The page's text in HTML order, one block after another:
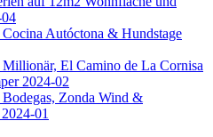
Autóctona & Hundstage
El Camino de La Cornisa
2024-02
Zonda Wind &
01